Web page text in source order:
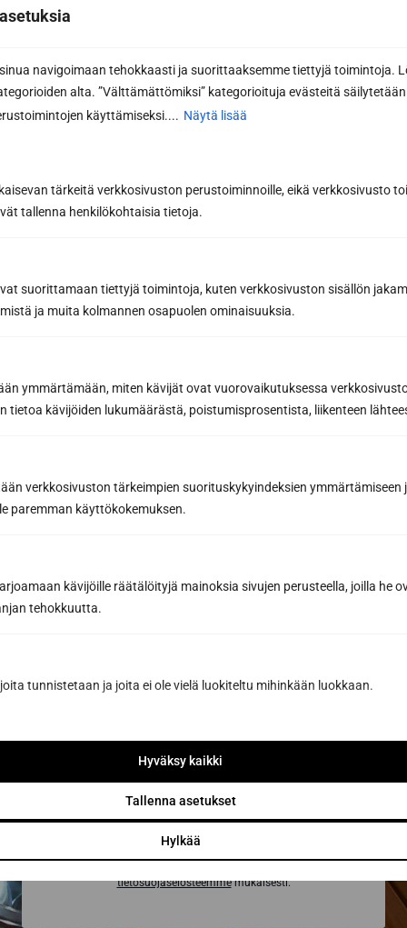
navigoimaan tehokkaasti ja suorittaaksemme tiettyjä toimintoja.
alta. ”Välttämättömiksi” kategorioituja evästeitä säilytetään
käyttämiseksi.... Näytä lisää
tärkeitä verkkosivuston perustoiminnoille, eikä verkkosivusto
tallenna henkilökohtaisia tietoja.
suorittamaan tiettyjä toimintoja, kuten verkkosivuston sisällön
ja muita kolmannen osapuolen ominaisuuksia.
ymmärtämään, miten kävijät ovat vuorovaikutuksessa
tietoa kävijöiden lukumäärästä, poistumisprosentista, liikenteen
verkkosivuston tärkeimpien suorituskykyindeksien ymmärtämiseen
paremman käyttökokemuksen.
kävijöille räätälöityjä mainoksia sivujen perusteella, joilla he
tehokkuutta.
tunnistetaan ja joita ei ole vielä luokiteltu mihinkään luokkaan.
Hylkää
Tallenna asetukset
Hyväksy kaikki
lomaketta. Katso kaikki
Yhteydenottolomake
Haluan lisätietoa Haluan tarjouksen
Etunimi *
Pyydä tarjous
tietosuojaselosteemmemukaisesti.